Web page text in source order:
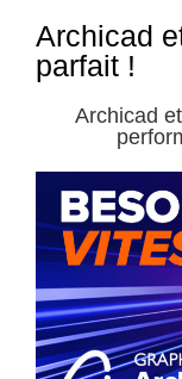
Archicad
parfait !
Archicad